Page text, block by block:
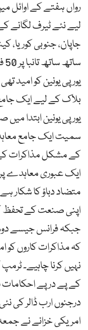
رواں ہفتے کے اوائل
لیے نئے ٹیرف لگانے
جاپان، جنوبی کوریا،
بلاک کے لیے ایک
یورپی یونین ابتدا
سمیت ایک جامع
کے مشکل مذاکرات
متضاد دباؤ کا شکار
اپنی صنعت کے تحفظ
جبکہ فرانس جیسے
کہ مذاکرات کاروں کو
نہیں کرنا چاہیے۔
کے پے در پے
درجنوں ارب ڈالر کی
امریکی خزانے نے جمعہ